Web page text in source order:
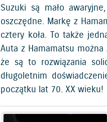
Suzuki są mało
oszczędne. Markę z
cztery koła. To także
Auta z Hamamatsu
że są to rozwiązania
długoletnim
początku lat 70. XX wieku!